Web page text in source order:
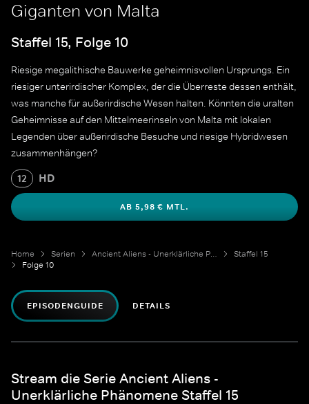
Giganten von Malta
Staffel 15, Folge 10
Riesige megalithische Bauwerke geheimnisvollen Ursprungs. Ein
riesiger unterirdischer Komplex, der die Überreste dessen enthält,
was manche für außerirdische Wesen halten. Könnten die uralten
Geheimnisse auf den Mittelmeerinseln von Malta mit lokalen
Legenden über außerirdische Besuche und riesige Hybridwesen
zusammenhängen?
12 HD
AB 5,98 € MTL.
Home Serien Ancient Aliens - Unerklärliche Phänomene
Staffel 15
Folge 10
EPISODENGUIDE DETAILS
Stream die Serie Ancient Aliens -
Unerklärliche Phänomene Staffel 15